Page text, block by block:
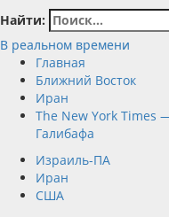
Найти:
В реальном времени
Главная
Ближний Восток
Иран
The New York Times
Галибафа
Израиль-ПА
Иран
США